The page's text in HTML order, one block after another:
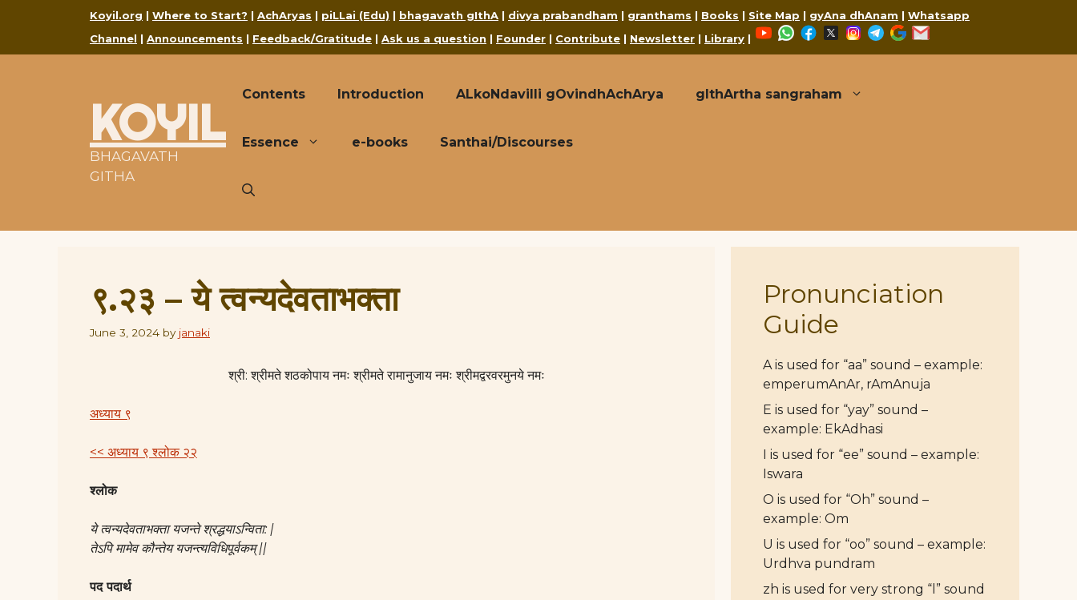
Koyil.org | Where to Start? | AchAryas | piLLai (Edu) | bhagavath gIthA | divya prabandham | granthams | Books | Site Map | gyAna dhAnam | Whatsapp
Channel | Announcements | Feedback/Gratitude | Ask us a question | Founder | Contribute | Newsletter | Library |
YouTubeWhatsApp
Facebook
X Instagram
Telegram
Google
KOYIL
BHAGAVATH
GITHA
Contents Introduction ALkoNdavilli gOvindhAchArya gIthArtha sangraham
Essence e-books Santhai/Discourses
९.२३ – ये त्वन्यदेवताभक्ता
June 3, 2024 by janaki
श्री: श्रीमते शठकोपाय नमः श्रीमते रामानुजाय नमः श्रीमद्वरवरमुनये नमः
अध्याय ९
<< अध्याय ९ श्लोक २२
श्लोक
ये त्वन्यदेवताभक्ता यजन्ते श्रद्धयाऽन्विता: |
तेऽपि मामेव कौन्तेय यजन्त्यविधिपूर्वकम् ||
पद पदार्थ
Pronunciation
Guide
A is used for “aa” sound – example:
emperumAnAr, rAmAnuja
E is used for “yay” sound –
example: EkAdhasi
I is used for “ee” sound – example:
Iswara
O is used for “Oh” sound –
example: Om
U is used for “oo” sound – example:
Urdhva pundram
zh is used for very strong “l” sound